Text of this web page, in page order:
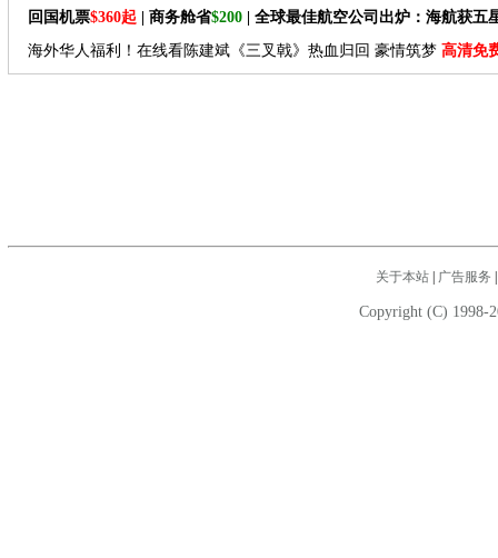
回国机票$360起 | 商务舱省$200 | 全球最佳航空公司出炉：海航获五
海外华人福利！在线看陈建斌《三叉戟》热血归回 豪情筑梦 高清免
关于本站| 广告服务
Copyright (C) 1998-